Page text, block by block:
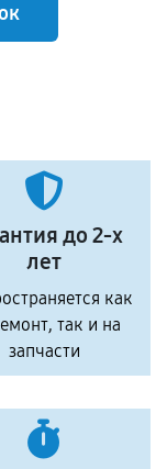
до 2-х
лет
как
так и на
запчасти